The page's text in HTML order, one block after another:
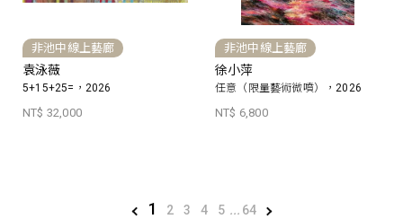
非池中線上藝廊
袁泳薇
5+15+25=，2026
NT$ 32,000
非池中線上藝廊
徐小萍
任意（限量藝術微噴），2026
NT$ 6,800
1 2 3 4 5 ... 64